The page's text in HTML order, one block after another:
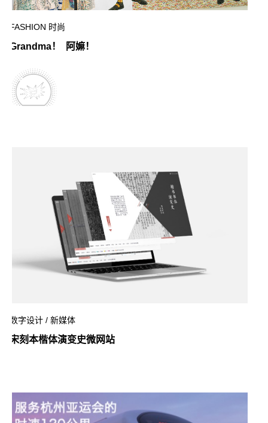
FASHION 时尚
Grandma！ 阿嫲！
数字设计 / 新媒体
宋刻本楷体演变史微网站